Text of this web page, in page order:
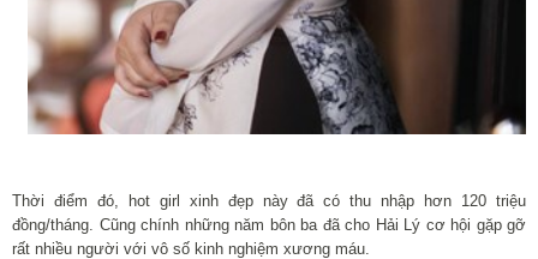
Thời điểm đó, hot girl xinh đẹp này đã có thu nhập hơn 120 triệu
đồng/tháng. Cũng chính những năm bôn ba đã cho Hải Lý cơ hội gặp gỡ
rất nhiều người với vô số kinh nghiệm xương máu.